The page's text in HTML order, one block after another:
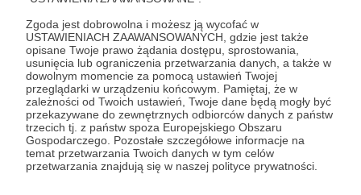
Zgoda jest dobrowolna i możesz ją wycofać w
USTAWIENIACH ZAAWANSOWANYCH, gdzie jest także
opisane Twoje prawo żądania dostępu, sprostowania,
usunięcia lub ograniczenia przetwarzania danych, a także w
dowolnym momencie za pomocą ustawień Twojej
przeglądarki w urządzeniu końcowym. Pamiętaj, że w
zależności od Twoich ustawień, Twoje dane będą mogły być
przekazywane do zewnętrznych odbiorców danych z państw
trzecich tj. z państw spoza Europejskiego Obszaru
Gospodarczego. Pozostałe szczegółowe informacje na
temat przetwarzania Twoich danych w tym celów
przetwarzania znajdują się w naszej polityce prywatności.
Dołącz do grona Patronów!
Wesprzyj działalność Autorapasieka.networkjuż
teraz!
Zostań Patronem